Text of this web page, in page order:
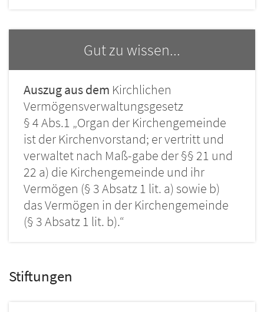
Gut zu wissen...
Auszug aus dem Kirchlichen
Vermögensverwaltungsgesetz
§ 4 Abs.1 „Organ der Kirchengemeinde
ist der Kirchenvorstand; er vertritt und
verwaltet nach Maß-gabe der §§ 21 und
22 a) die Kirchengemeinde und ihr
Vermögen (§ 3 Absatz 1 lit. a) sowie b)
das Vermögen in der Kirchengemeinde
(§ 3 Absatz 1 lit. b).“
Stiftungen